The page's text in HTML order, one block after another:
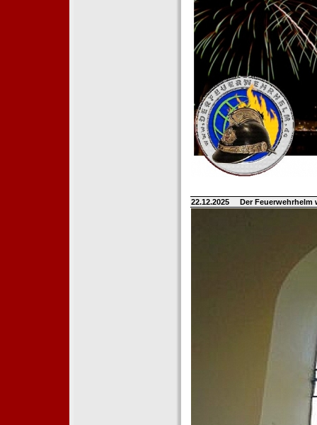
22.12.2025 Der